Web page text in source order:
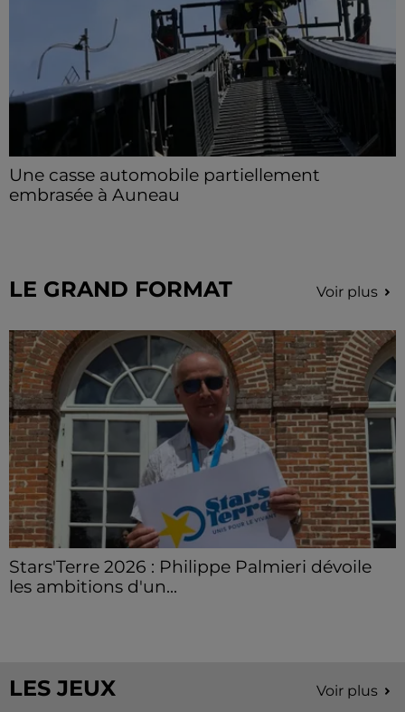
Une casse automobile partiellement
embrasée à Auneau
LE GRAND FORMAT Voir plus
Stars'Terre 2026 : Philippe Palmieri dévoile
les ambitions d'un...
LES JEUX Voir plus